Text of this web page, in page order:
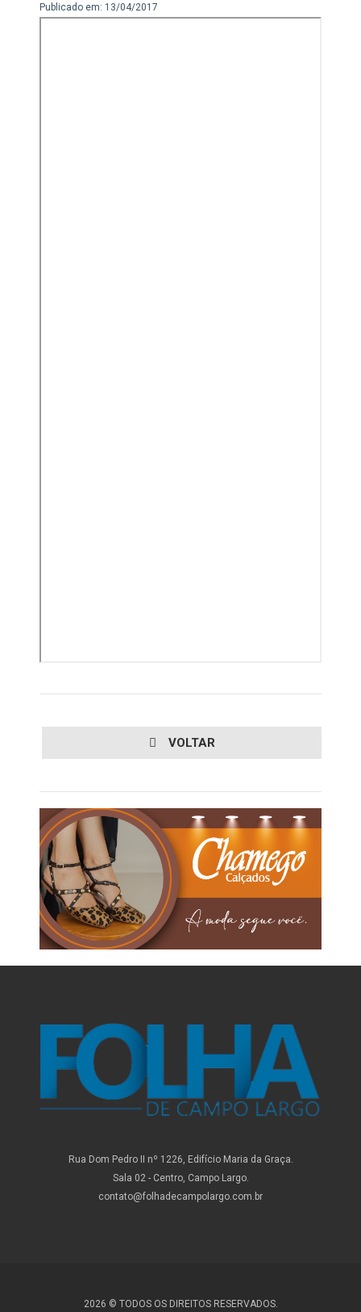
Publicado em: 13/04/2017
VOLTAR
Rua Dom Pedro II nº 1226, Edifício Maria da Graça.
Sala 02 - Centro, Campo Largo.
contato@folhadecampolargo.com.br
2026 © TODOS OS DIREITOS RESERVADOS.